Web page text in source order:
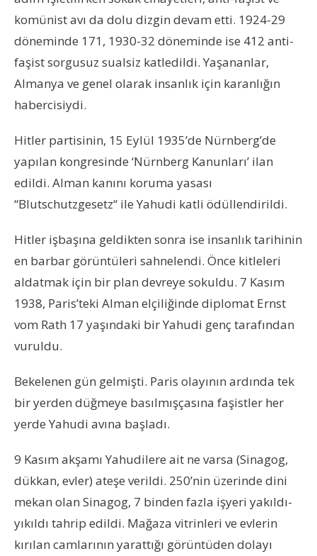
komünist avı da dolu dizgin devam etti. 1924-29
döneminde 171, 1930-32 döneminde ise 412 anti-
faşist sorgusuz sualsiz katledildi. Yaşananlar,
Almanya ve genel olarak insanlık için karanlığın
habercisiydi.
Hitler partisinin, 15 Eylül 1935’de Nürnberg’de
yapılan kongresinde ‘Nürnberg Kanunları’ ilan
edildi. Alman kanını koruma yasası
“Blutschutzgesetz“ ile Yahudi katli ödüllendirildi.
Hitler işbaşına geldikten sonra ise insanlık tarihinin
en barbar görüntüleri sahnelendi. Önce kitleleri
aldatmak için bir plan devreye sokuldu. 7 Kasım
1938, Paris’teki Alman elçiliğinde diplomat Ernst
vom Rath 17 yaşındaki bir Yahudi genç tarafından
vuruldu.
Bekelenen gün gelmişti. Paris olayının ardında tek
bir yerden düğmeye basılmışçasına faşistler her
yerde Yahudi avına başladı.
9 Kasım akşamı Yahudilere ait ne varsa (Sinagog,
dükkan, evler) ateşe verildi. 250’nin üzerinde dini
mekan olan Sinagog, 7 binden fazla işyeri yakıldı-
yıkıldı tahrip edildi. Mağaza vitrinleri ve evlerin
kırılan camlarının yarattığı görüntüden dolayı